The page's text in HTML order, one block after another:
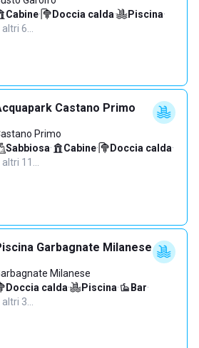
Cabine· Doccia calda· Piscina·
altri 6…
Castano Primo
Primo
Sabbiosa· Cabine· Doccia calda·
altri 11…
Garbagnate Milanese
Milanese
Doccia calda· Piscina· Bar·
altri 3…